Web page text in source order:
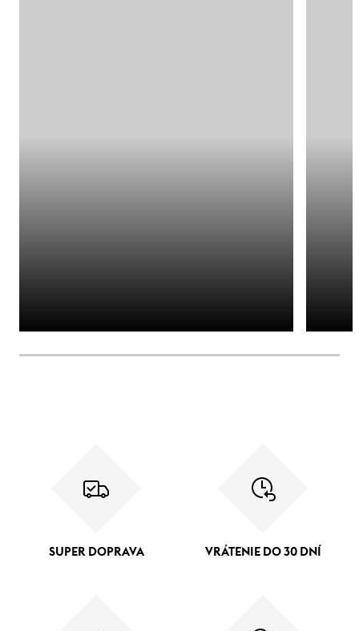
SUPER DOPRAVA VRÁTENIE DO 30 DNÍ